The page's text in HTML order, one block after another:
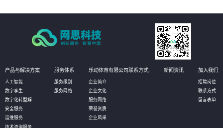
产品与解决方案
人工智能
数字孪生
数字化转型解
安全服务
运维服务
技术咨询服务
服务体系
服务级别
服务网络
乐动体育有限公司联系方式,
企业简介
企业文化
服务网络
荣誉资质
企业风采
新闻资讯 加入我们
招聘岗位
联系方式
留言表单